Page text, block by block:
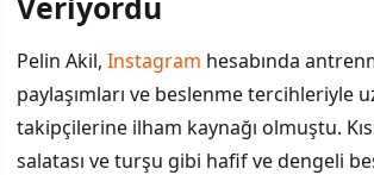
Pelin Akil, Instagram hesabında
paylaşımları ve beslenme tercihleriyle
takipçilerine ilham kaynağı olmuştu.
salatası ve turşu gibi hafif ve dengeli